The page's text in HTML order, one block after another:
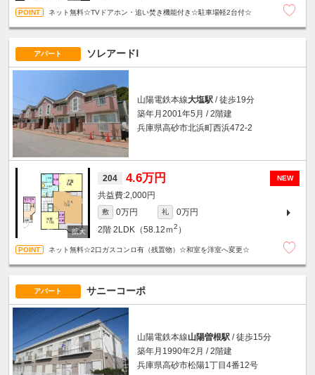
ネット無料☆TVドアホン・追い焚き機能付き☆駐車場軽2台付☆
アパート ソレアードⅠ
山陽電鉄本線大塩駅 / 徒歩19分
築年月2001年5月 / 2階建
兵庫県高砂市北浜町西浜472-2
NEW
204 4.6万円
2,000円
敷 0万円 礼
0万円
2階 2LDK（58.12ｍ2 ）
ネット無料☆2口ガスコンロ有（残置物）☆和室を洋室へ変更☆
アパート サニーコーポ
山陽電鉄本線山陽曽根駅 / 徒歩15分
築年月1990年2月 / 2階建
兵庫県高砂市松陽1丁目4番12号